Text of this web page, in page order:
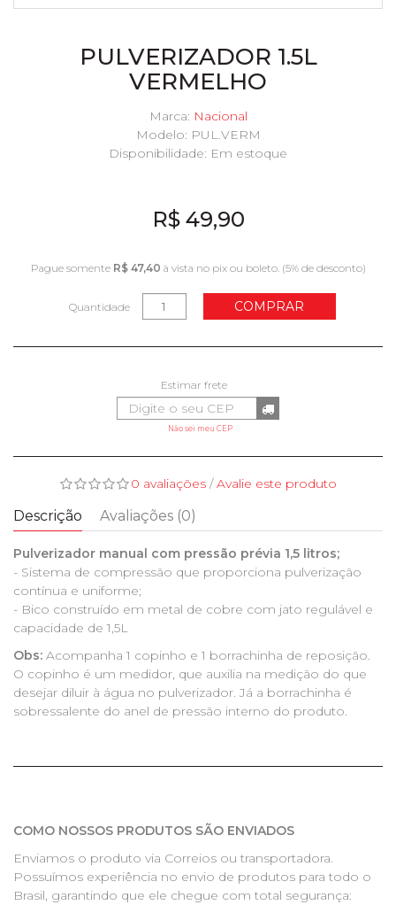
PULVERIZADOR 1.5L
VERMELHO
Marca: Nacional
Modelo: PUL.VERM
Disponibilidade: Em estoque
R$ 49,90
Pague somente R$ 47,40 à vista no pix ou boleto. (5% de desconto)
Quantidade COMPRAR
Não sei meu CEP
0 avaliações/Avalie este produto
Descrição Avaliações (0)
Pulverizador manual com pressão prévia 1,5 litros;
- Sistema de compressão que proporciona pulverização
contínua e uniforme;
- Bico construído em metal de cobre com jato regulável e
capacidade de 1,5L
Obs: Acompanha 1 copinho e 1 borrachinha de reposição.
O copinho é um medidor, que auxilia na medição do que
desejar diluir à água no pulverizador. Já a borrachinha é
sobressalente do anel de pressão interno do produto.
COMO NOSSOS PRODUTOS SÃO ENVIADOS
Enviamos o produto via Correios ou transportadora.
Possuímos experiência no envio de produtos para todo o
Brasil, garantindo que ele chegue com total segurança: